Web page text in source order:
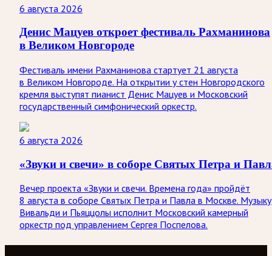
6 августа 2026
Денис Мацуев откроет фестиваль Рахманинова
в Великом Новгороде
Фестиваль имени Рахманинова стартует 21 августа
в Великом Новгороде. На открытии у стен Новгородского
кремля выступят пианист Денис Мацуев и Московский
государственный симфонический оркестр.
6 августа 2026
«Звуки и свечи» в соборе Святых Петра и
Вечер проекта «Звуки и свечи. Времена года» пройдёт
8 августа в соборе Святых Петра и Павла в Москве. Музыку
Вивальди и Пьяццолы исполнит Московский камерный
оркестр под управлением Сергея Поспелова.